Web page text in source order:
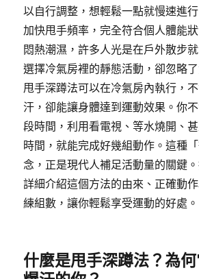
以自行調整，想輕鬆一點就慢速進
加快甩手頻率，完全符合個人體能
悶熱潮濕，許多人光是在戶外散步
選擇冷氣房裡的靜態活動，卻忽略
甩手深蹲法可以在冷氣房內執行，
汗，卻能讓身體達到運動效果。你
段時間，利用看電視、等水燒開、
時間，就能完成好幾組動作。這種
念，正是現代人補足活動量的關鍵
詳細介紹這個方法的由來、正確動
練組數，讓你輕鬆享受運動的好處。
什麼是甩手深蹲法？為